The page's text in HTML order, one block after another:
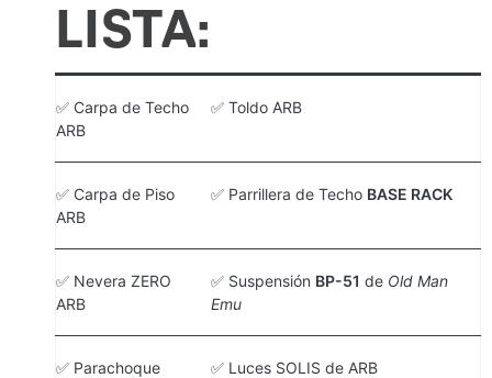
LISTA:
✅ Carpa de Techo
ARB
✅ Toldo ARB
✅ Carpa de Piso
ARB
✅ Parrillera de Techo BASE RACK
✅ Nevera ZERO
ARB
✅ Suspensión BP-51 de Old Man
Emu
✅ Parachoque
✅ Luces SOLIS de ARB